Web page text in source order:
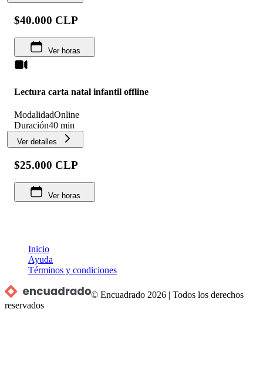
$40.000 CLP
Ver horas
Lectura carta natal infantil offline
ModalidadOnline
Duración40 min
Ver detalles
$25.000 CLP
Ver horas
Inicio
Ayuda
Términos y condiciones
© Encuadrado 2026 |Todos los derechos
reservados